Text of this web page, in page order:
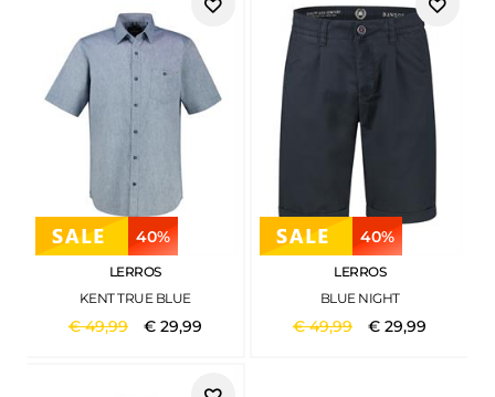
40%
LERROS
KENT TRUE BLUE
€49,99 € 29,99
40%
LERROS
BLUE NIGHT
€49,99 €29,99